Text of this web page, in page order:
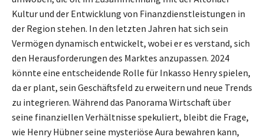
Kultur und der Entwicklung von Finanzdienstleistungen in
der Region stehen. In den letzten Jahren hat sich sein
Vermögen dynamisch entwickelt, wobei er es verstand, sich
den Herausforderungen des Marktes anzupassen. 2024
könnte eine entscheidende Rolle für Inkasso Henry spielen,
da er plant, sein Geschäftsfeld zu erweitern und neue Trends
zu integrieren. Während das Panorama Wirtschaft über
seine finanziellen Verhältnisse spekuliert, bleibt die Frage,
wie Henry Hübner seine mysteriöse Aura bewahren kann,